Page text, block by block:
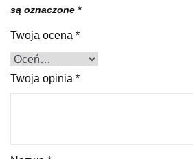
są oznaczone *
Twoja ocena *
Twoja opinia *